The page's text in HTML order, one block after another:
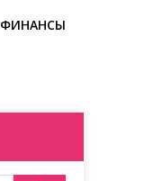
ФИНАНСЫ